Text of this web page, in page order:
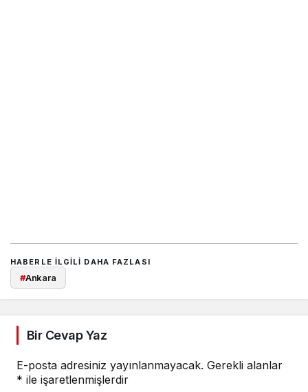
HABERLE ILGILI DAHA FAZLASI
#Ankara
Bir Cevap Yaz
E-posta adresiniz yayınlanmayacak. Gerekli alanlar
* ile işaretlenmişlerdir